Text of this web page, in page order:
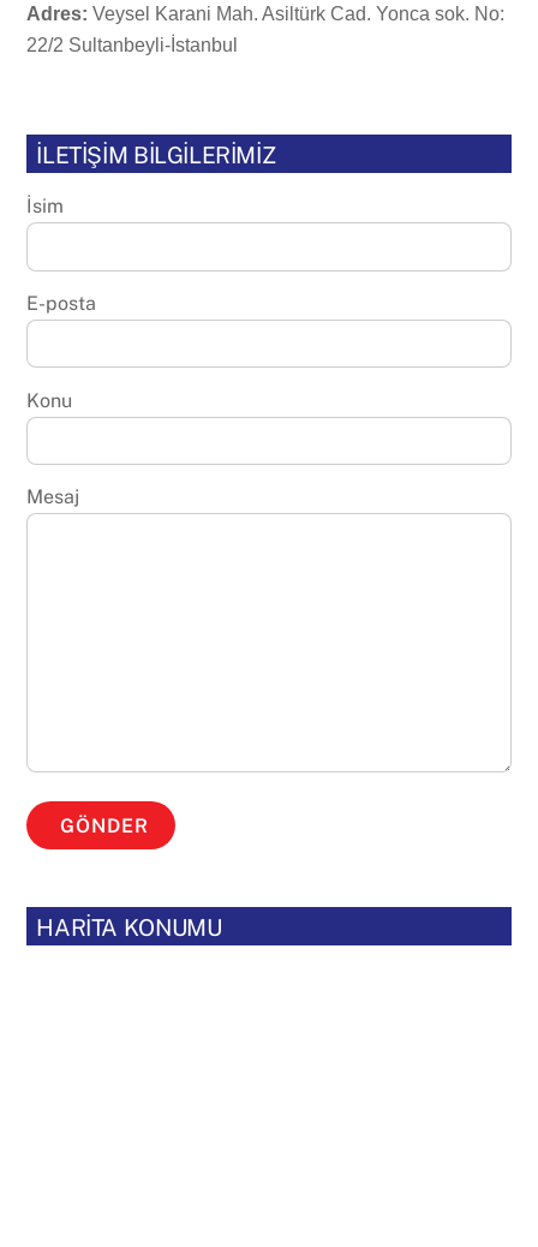
Adres: Veysel Karani Mah. Asiltürk Cad. Yonca sok. No:
22/2 Sultanbeyli-İstanbul
İLETİŞİM BİLGİLERİMİZ
İsim
E-posta
Konu
Mesaj
GÖNDER
HARİTA KONUMU